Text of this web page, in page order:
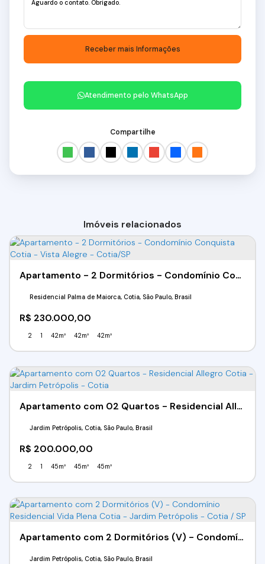
Atendimento pelo WhatsApp
Compartilhe
Imóveis relacionados
Apartamento - 2 Dormitórios - Condomínio Conquista Cotia - Vista Alegre - Cotia/SP
R$ 230.000,00
Residencial Palma de Maiorca, Cotia, São Paulo, Brasil
2 1 42m² 42m² 42m²
Apartamento com 02 Quartos - Residencial Allegro Cotia - Jardim Petrópolis - Cotia
R$ 200.000,00
Jardim Petrópolis, Cotia, São Paulo, Brasil
2 1 45m² 45m² 45m²
Apartamento com 2 Dormitórios (V) - Condomínio Residencial Vida Plena Cotia - Jardim Petrópolis - Cotia / SP
Jardim Petrópolis, Cotia, São Paulo, Brasil